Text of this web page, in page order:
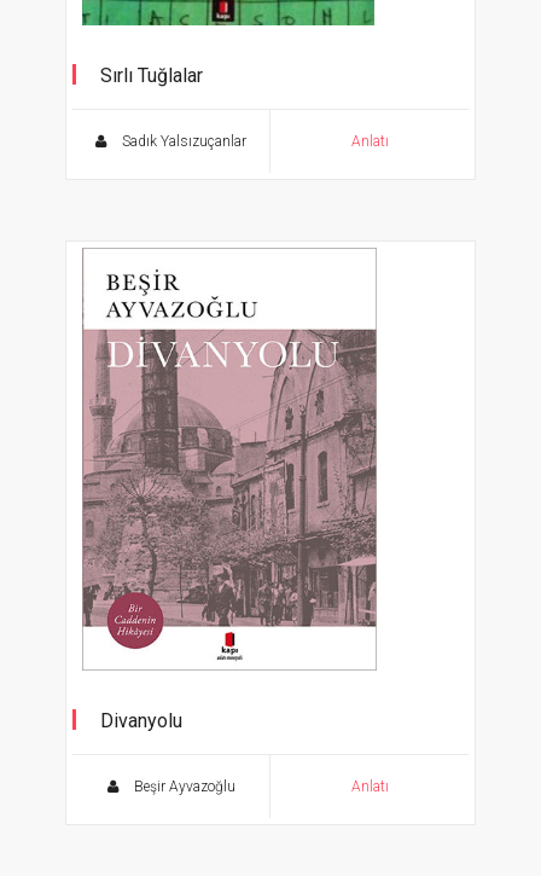
Sırlı Tuğlalar
Sadık Yalsızuçanlar Anlatı
Divanyolu
Beşir Ayvazoğlu Anlatı